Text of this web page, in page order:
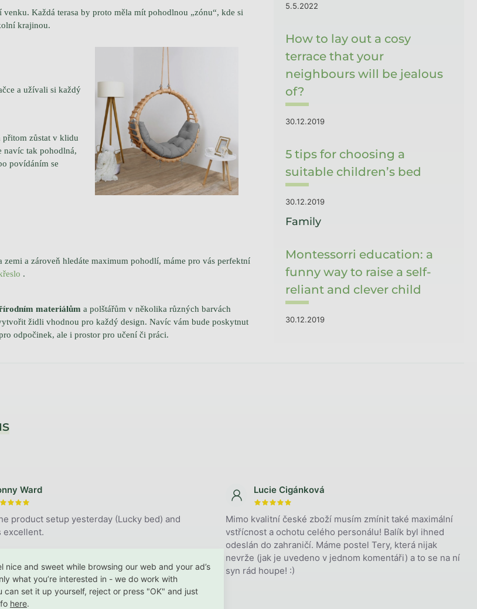
nice and sweet while browsing our web and your ad’s
what you’re interested in - we do work with
can set it up yourself, reject or press "OK" and just
here.
5.5.2022
How to lay out a cosy
terrace that your
neighbours will be jealous
of?
30.12.2019
5 tips for choosing a
suitable children’s bed
30.12.2019
Family
Montessorri education: a
funny way to raise a self-
reliant and clever child
30.12.2019
venku. Každá terasa by proto měla mít pohodlnou „zónu“, kde si
krajinou.
a užívali si každý
zůstat v klidu
navíc tak pohodlná,
povídáním se
zemi a zároveň hledáte maximum pohodlí, máme pro vás perfektní
.
materiálům a polštářům v několika různých barvách
židli vhodnou pro každý design. Navíc vám bude poskytnut
odpočinek, ale i prostor pro učení či práci.
Ward
The store rating is 5 out of 5 stars.
product setup yesterday (Lucky bed) and
excellent.
Lucie Cigánková
The store rating is 5 out of 5 stars.
Mimo kvalitní české zboží musím zmínit také maximální
vstřícnost a ochotu celého personálu! Balík byl ihned
odeslán do zahraničí. Máme postel Tery, která nijak
nevrže (jak je uvedeno v jednom komentáři) a to se na ní
syn rád houpe! :)